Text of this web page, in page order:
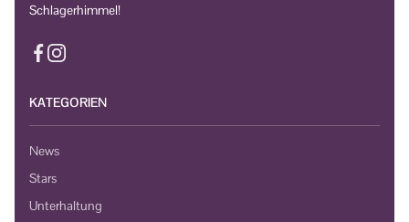
Schlagerhimmel!
KATEGORIEN
News
Stars
Unterhaltung